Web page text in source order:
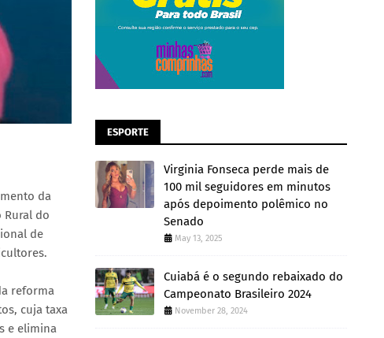
da
Rural do
de
reforma
cuja taxa
e elimina
ESPORTE
Virginia Fonseca perde mais de
100 mil seguidores em minutos
após depoimento polêmico no
Senado
May 13, 2025
Cuiabá é o segundo rebaixado do
Campeonato Brasileiro 2024
November 28, 2024